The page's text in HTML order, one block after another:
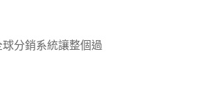
分銷系統讓整個過